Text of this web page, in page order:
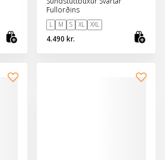
Fullorðins
L M S XL XXL
4.490 kr.